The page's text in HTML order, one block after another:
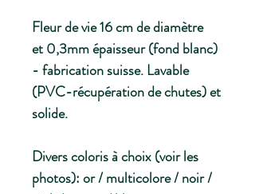
Fleur de vie 16 cm de diamètre
et 0,3mm épaisseur (fond blanc)
- fabrication suisse. Lavable
(PVC-récupération de chutes) et
solide.
Divers coloris à choix (voir les
photos): or / multicolore / noir /